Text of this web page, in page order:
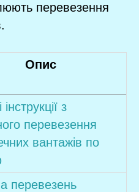
перевезення
Опис
інструкції з
перевезення
вантажів по
перевезень